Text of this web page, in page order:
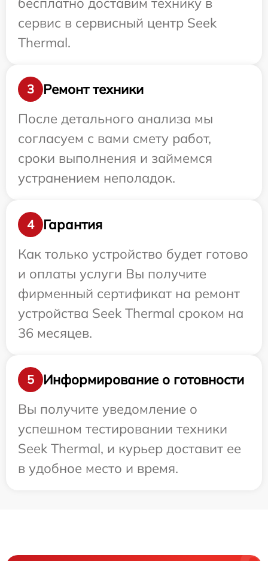
сервис в сервисный центр Seek
Thermal.
3
Ремонт техники
После детального анализа мы
согласуем с вами смету работ,
сроки выполнения и займемся
устранением неполадок.
4
Гарантия
Как только устройство будет готово
и оплаты услуги Вы получите
фирменный сертификат на ремонт
устройства Seek Thermal сроком на
36 месяцев.
5
Информирование о готовности
Вы получите уведомление о
успешном тестировании техники
Seek Thermal, и курьер доставит ее
в удобное место и время.